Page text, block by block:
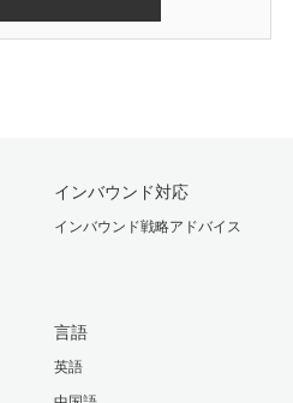
インバウンド対応
インバウンド戦略アドバイス
言語
英語